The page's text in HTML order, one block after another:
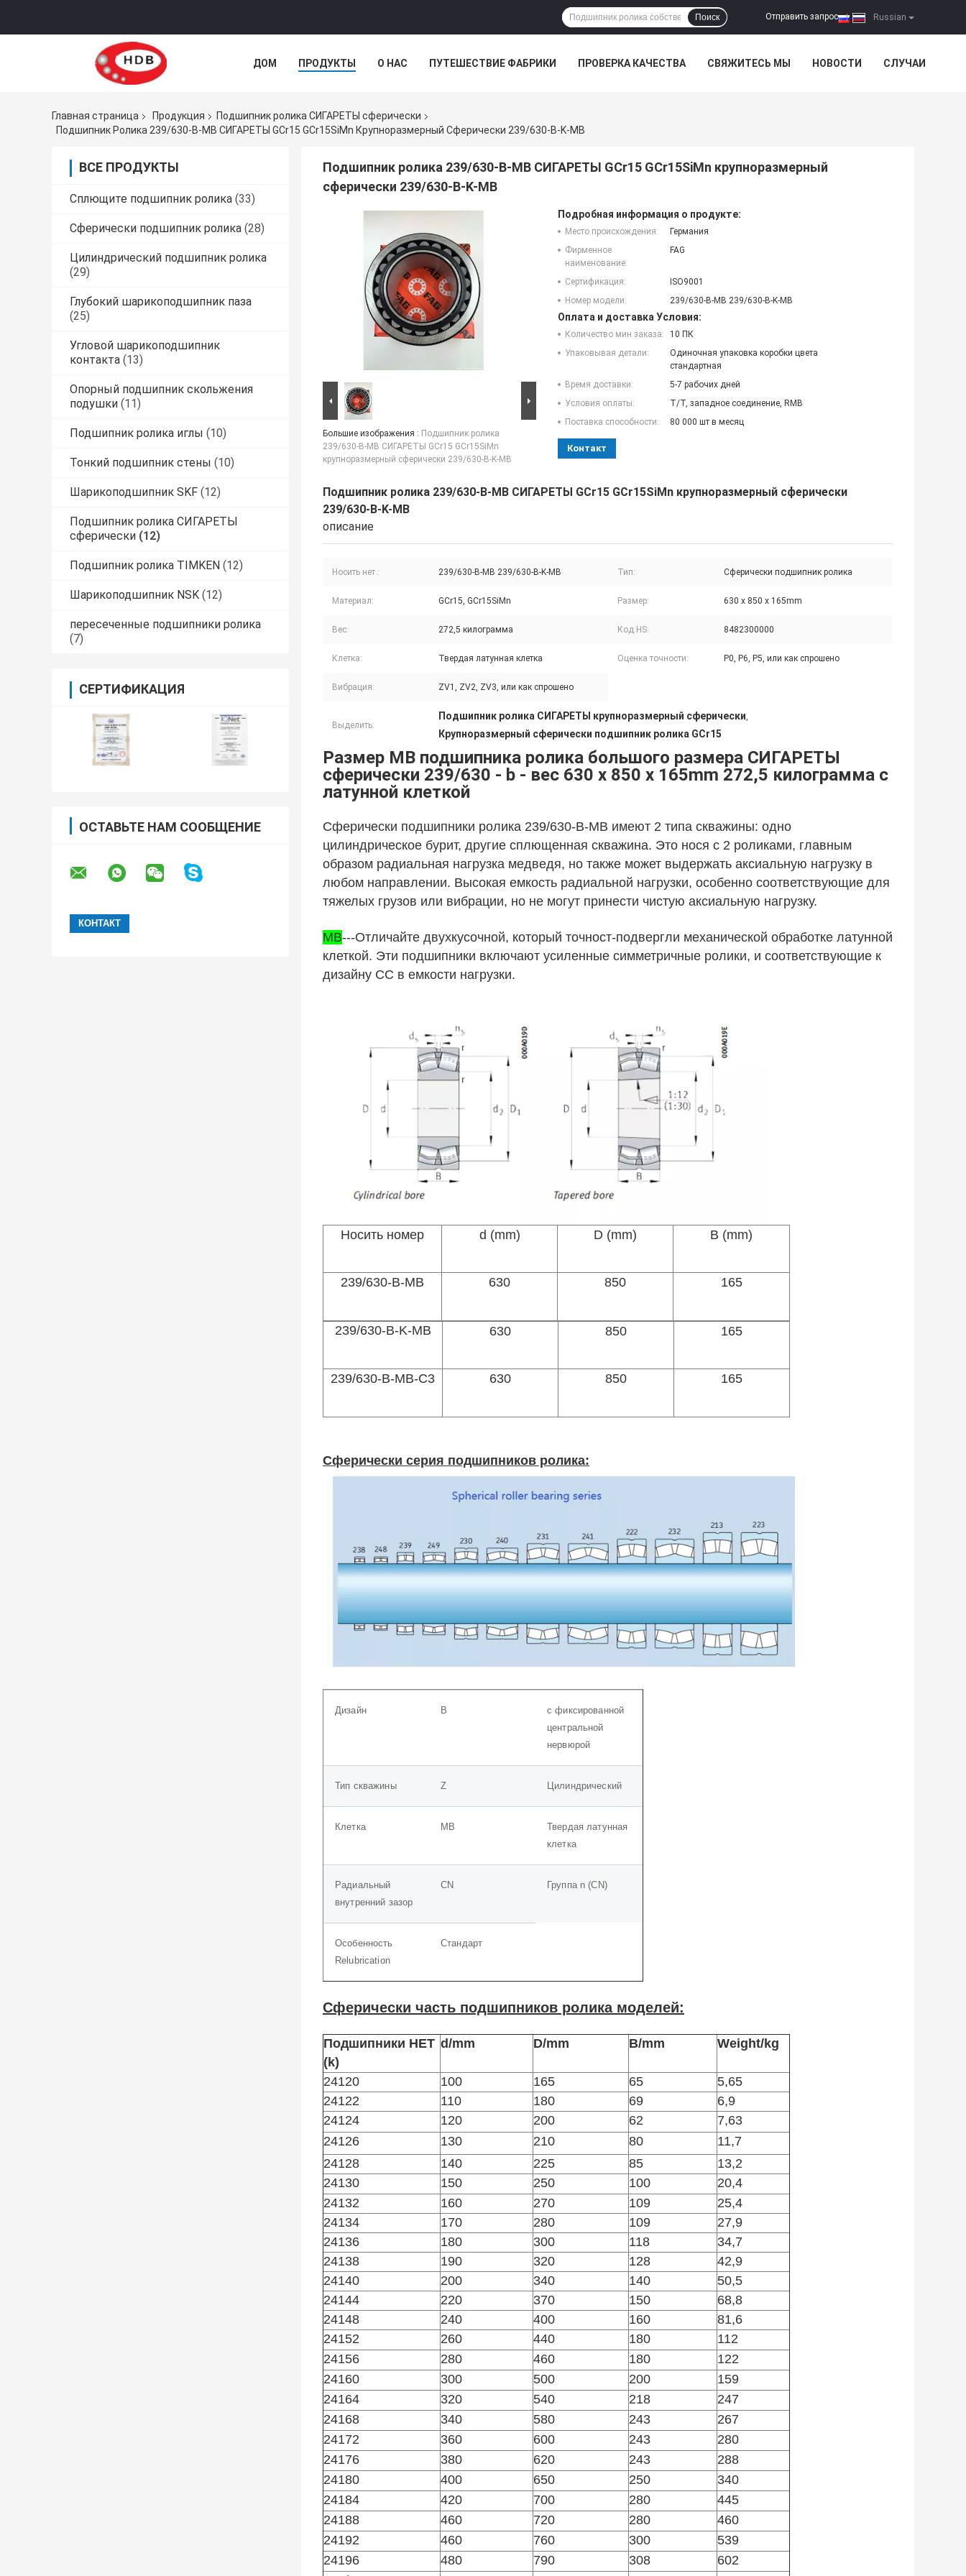
Russian
Отправить запрос |
Поиск
ДОМ ПРОДУКТЫ О НАС ПУТЕШЕСТВИЕ ФАБРИКИ ПРОВЕРКА КАЧЕСТВА СВЯЖИТЕСЬ МЫ НОВОСТИ СЛУЧАИ
Главная страница Продукция
Подшипник ролика СИГАРЕТЫ сферически
Подшипник Ролика 239/630-B-MB СИГАРЕТЫ GCr15 GCr15SiMn Крупноразмерный Сферически 239/630-B-K-MB
ВСЕ ПРОДУКТЫ
Сплющите подшипник ролика (33)
Сферически подшипник ролика (28)
Цилиндрический подшипник ролика
(29)
Глубокий шарикоподшипник паза
(25)
Угловой шарикоподшипник
контакта (13)
Опорный подшипник скольжения
подушки (11)
Подшипник ролика иглы (10)
Тонкий подшипник стены (10)
Шарикоподшипник SKF (12)
Подшипник ролика СИГАРЕТЫ
сферически (12)
Подшипник ролика TIMKEN (12)
Шарикоподшипник NSK (12)
пересеченные подшипники ролика
(7)
СЕРТИФИКАЦИЯ
ОСТАВЬТЕ НАМ СООБЩЕНИЕ
Подшипник ролика 239/630-B-MB СИГАРЕТЫ GCr15 GCr15SiMn крупноразмерный
сферически 239/630-B-K-MB
Большие изображения : Подшипник ролика
239/630-B-MB СИГАРЕТЫ GCr15 GCr15SiMn
крупноразмерный сферически 239/630-B-K-MB
Подробная информация о продукте:
Место происхождения:
Германия
Фирменное
наименование:
FAG
Сертификация:
ISO9001
Номер модели:
239/630-B-MB 239/630-B-K-MB
Оплата и доставка Условия:
Количество мин заказа:
10 ПК
Упаковывая детали:
Одиночная упаковка коробки цвета
стандартная
Время доставки:
5-7 рабочих дней
Условия оплаты:
T/T, западное соединение, RMB
Поставка способности:
80 000 шт в месяц
Контакт
Подшипник ролика 239/630-B-MB СИГАРЕТЫ GCr15 GCr15SiMn крупноразмерный сферически
239/630-B-K-MB
описание
Носить нет.: 239/630-B-MB 239/630-B-K-MB Тип: Сферически подшипник ролика
Материал: GCr15, GCr15SiMn Размер: 630 x 850 x 165mm
Вес: 272,5 килограмма Код HS: 8482300000
Клетка: Твердая латунная клетка Оценка точности: P0, P6, P5, или как спрошено
Вибрация: ZV1, ZV2, ZV3, или как спрошено
Выделить:
Подшипник ролика СИГАРЕТЫ крупноразмерный сферически
Крупноразмерный сферически подшипник ролика GCr15
Размер MB подшипника ролика большого размера СИГАРЕТЫ
сферически 239/630 - b - вес 630 x 850 x 165mm 272,5 килограмма с
латунной клеткой
Сферически подшипники ролика 239/630-B-MB имеют 2 типа скважины: одно
цилиндрическое бурит, другие сплющенная скважина. Это нося с 2 роликами, главным
образом радиальная нагрузка медведя, но также может выдержать аксиальную нагрузку в
любом направлении. Высокая емкость радиальной нагрузки, особенно соответствующие для
тяжелых грузов или вибрации, но не могут принести чистую аксиальную нагрузку.
MB---Отличайте двухкусочной, который точност-подвергли механической обработке латунной
клеткой. Эти подшипники включают усиленные симметричные ролики, и соответствующие к
дизайну CC в емкости нагрузки.
Носить номер d (mm) D (mm) B (mm)
239/630-B-MB 630 850 165
239/630-B-K-MB 630 850 165
239/630-B-MB-C3 630 850 165
Сферически серия подшипников ролика:
Дизайн B
с фиксированной
центральной
нервюрой
Тип скважины Z Цилиндрический
Клетка MB
Твердая латунная
клетка
Радиальный
внутренний зазор
CN Группа n (CN)
Особенность
Relubrication
Стандарт
Сферически часть подшипников ролика моделей:
Подшипники НЕТ
(k)
d/mm D/mm B/mm Weight/kg
24120 100 165 65
5,65
24122
110 180 69
6,9
24124
120 200 62
7,63
24126
130 210 80
11,7
24128
140 225 85
13,2
24130
150 250 100
20,4
24132
160 270 109
25,4
24134
170 280 109
27,9
24136
180 300 118
34,7
24138
190 320 128
42,9
24140
200 340 140
50,5
24144
220 370 150
68,8
24148
240 400 160
81,6
24152
260 440 180
112
24156
280 460 180
122
24160
300 500 200
159
24164
320 540 218
247
24168
340 580 243
267
24172
360 600 243
280
24176
380 620 243
288
24180
400 650 250
340
24184
420 700 280
445
24188
460 720 280
460
24192
460 760 300
539
24196
480 790 308
602